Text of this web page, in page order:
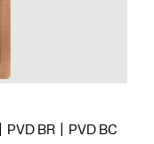
PVD BR PVD BC